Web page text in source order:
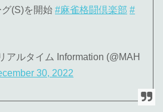
グ(S)を開始#麻雀格闘倶楽部 #
ルタイム Information (@MAH
30, 2022